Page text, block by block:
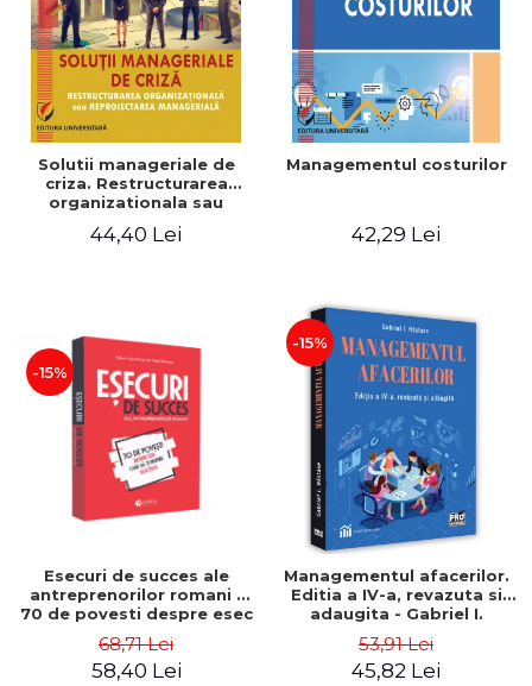
Solutii manageriale de
criza. Restructurarea
organizationala sau
44,40 Lei
Managementul costurilor
42,29 Lei
-15%
Esecuri de succes ale
antreprenorilor romani -
70 de povesti despre esec
68,71 Lei
58,40 Lei
-15%
Managementul afacerilor.
Editia a IV-a, revazuta si
adaugita - Gabriel I.
53,91 Lei
45,82 Lei